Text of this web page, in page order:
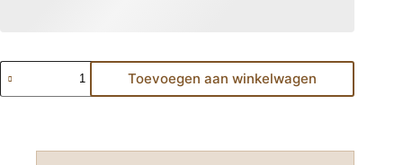
Toevoegen aan winkelwagen